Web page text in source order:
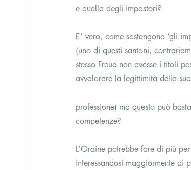
e quella degli impostori?
E’ vero, come sostengono ‘gli
(uno di questi santoni,
stesso Freud non avesse i titoli
avvalorare la legittimità della sua
professione) ma questo può
competenze?
L’Ordine potrebbe fare di più
interessandosi maggiormente ai